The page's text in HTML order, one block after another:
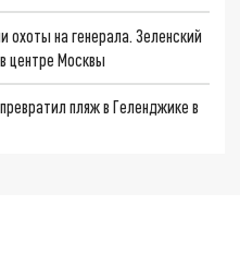
на генерала. Зеленский
центре Москвы
пляж в Геленджике в